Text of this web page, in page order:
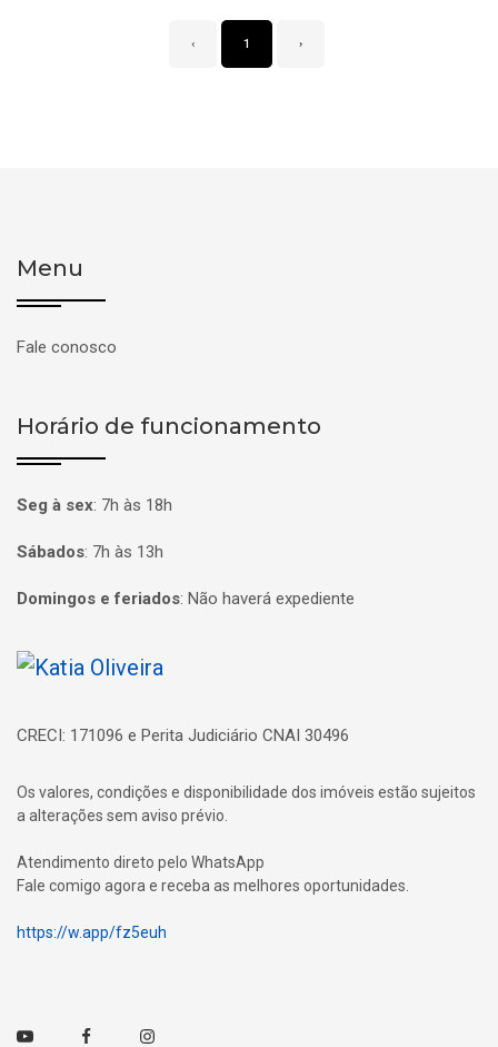
‹ 1 ›
Menu
Fale conosco
Horário de funcionamento
Seg à sex: 7h às 18h
Sábados: 7h às 13h
Domingos e feriados: Não haverá expediente
Página inicial
CRECI: 171096 e Perita Judiciário CNAI 30496
Os valores, condições e disponibilidade dos imóveis estão sujeitos
a alterações sem aviso prévio.
Atendimento direto pelo WhatsApp
Fale comigo agora e receba as melhores oportunidades.
https://w.app/fz5euh
Youtube FacebookInstagram